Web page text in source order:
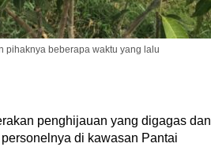
pihaknya beberapa waktu yang lalu
penghijauan yang digagas dan
di kawasan Pantai